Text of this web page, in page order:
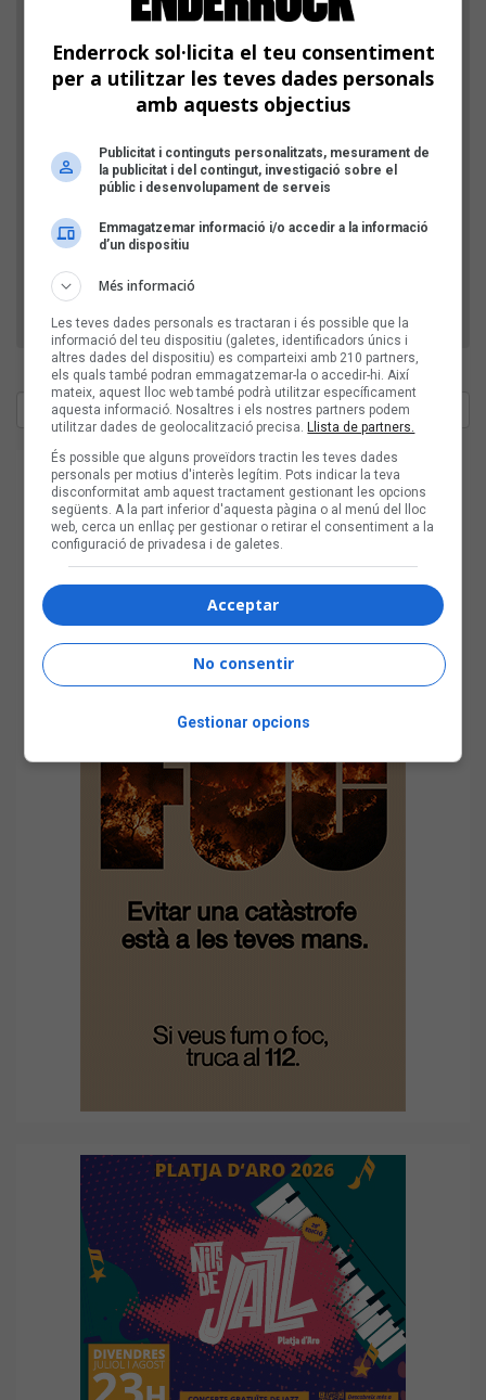
no l'envia un robot publicitari.
Enderrock sol·licita el teu consentiment
per a utilitzar les teves dades personals
amb aquests objectius
Publicitat i continguts personalitzats, mesurament de
la publicitat i del contingut, investigació sobre el
públic i desenvolupament de serveis
Emmagatzemar informació i/o accedir a la informació
d’un dispositiu
Més informació
Les teves dades personals es tractaran i és possible que la
informació del teu dispositiu (galetes, identificadors únics i
altres dades del dispositiu) es comparteixi amb 210 partners,
els quals també podran emmagatzemar-la o accedir-hi. Així
mateix, aquest lloc web també podrà utilitzar específicament
aquesta informació. Nosaltres i els nostres partners podem
utilitzar dades de geolocalització precisa.Llista de partners.
És possible que alguns proveïdors tractin les teves dades
personals per motius d'interès legítim. Pots indicar la teva
disconformitat amb aquest tractament gestionant les opcions
següents. A la part inferior d'aquesta pàgina o al menú del lloc
web, cerca un enllaç per gestionar o retirar el consentiment a la
configuració de privadesa i de galetes.
Acceptar
No consentir
Gestionar opcions